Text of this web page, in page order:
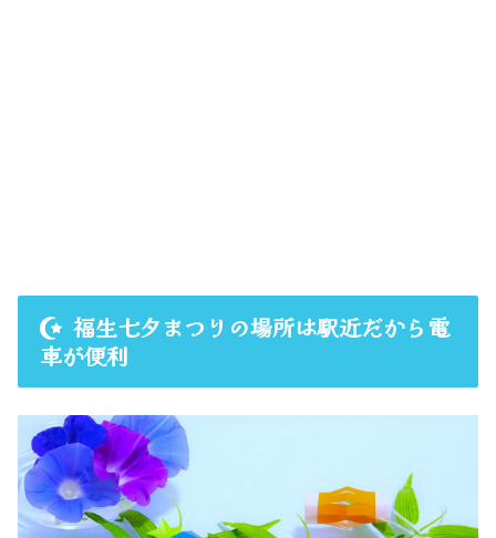
福生七夕まつりの場所は駅近だから電
車が便利